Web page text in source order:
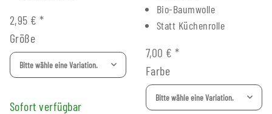
2,95 €*
Größe
Bitte wähle eine Variation.
Sofort verfügbar
Bio-Baumwolle
Statt Küchenrolle
7,00 €*
Farbe
Bitte wähle eine Variation.